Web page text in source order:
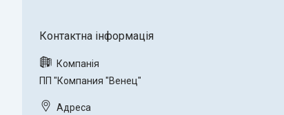
ПП "Компания "Венец"